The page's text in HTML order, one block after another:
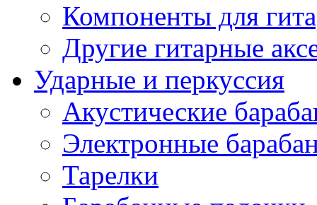
Компоненты для
Другие гитарные
Ударные и перкуссия
Акустические
Электронные
Тарелки